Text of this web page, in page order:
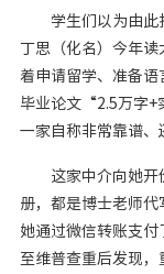
学生们以为由此找
丁思（化名）今年
着申请留学、准备
毕业论文“2.5万字+
一家自称非常靠谱
这家中介向她开
册，都是博士老师
她通过微信转账支
至维普查重后发现，